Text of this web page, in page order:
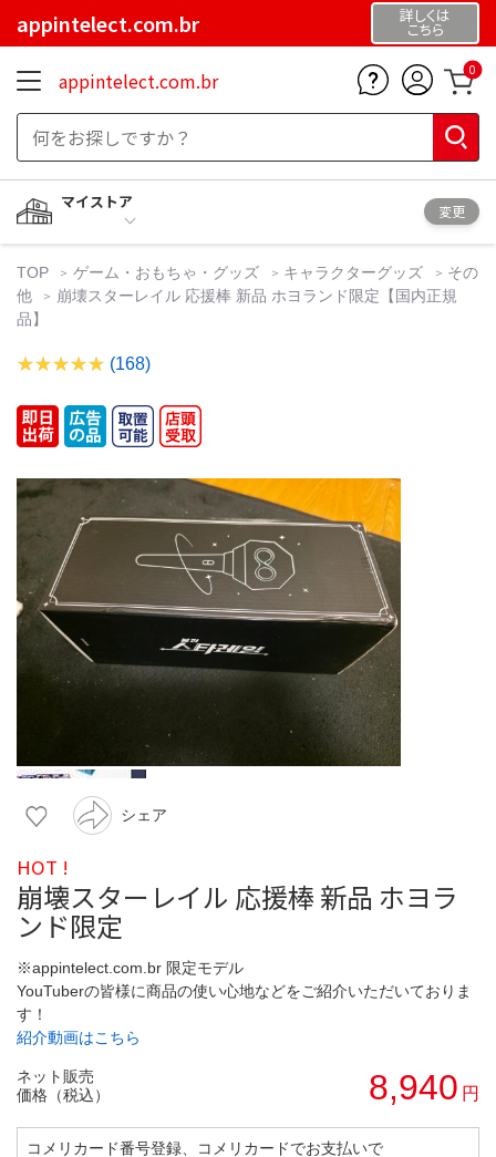
appintelect.com.br 詳しくは
こちら
appintelect.com.br 0
マイストア
変更
TOP ゲーム・おもちゃ・グッズ キャラクターグッズ
その
他
崩壊スターレイル 応援棒 新品 ホヨランド限定【国内正規
品】
(168)
シェア
HOT !
崩壊スターレイル 応援棒 新品 ホヨラ
ンド限定
※appintelect.com.br 限定モデル
YouTuberの皆様に商品の使い心地などをご紹介いただいておりま
す！
紹介動画はこちら
ネット販売
価格（税込）
8,940 円
コメリカード番号登録、コメリカードでお支払いで